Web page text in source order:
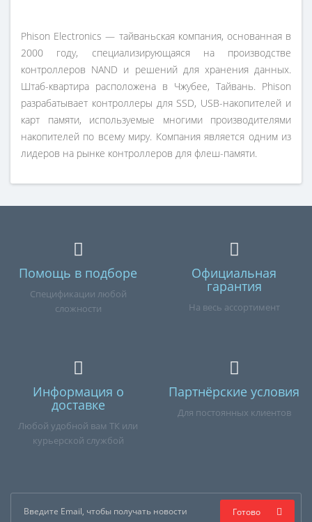
Phison Electronics — тайваньская компания, основанная в
2000 году, специализирующаяся на производстве
контроллеров NAND и решений для хранения данных.
Штаб-квартира расположена в Чжубее, Тайвань. Phison
разрабатывает контроллеры для SSD, USB-накопителей и
карт памяти, используемые многими производителями
накопителей по всему миру. Компания является одним из
лидеров на рынке контроллеров для флеш-памяти.
Помощь в подборе
Спецификации любой
сложности
Официальная
гарантия
На весь ассортимент
Информация о
доставке
Любой удобной вам ТК или
курьерской службой
Партнёрские условия
Для постоянных клиентов
Готово